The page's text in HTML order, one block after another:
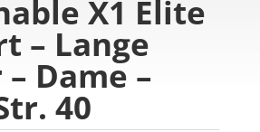
X1 Elite
– Lange
Dame –
40